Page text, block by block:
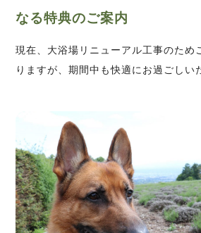
なる特典のご案内
現在、大浴場リニューアル工事のため
りますが、期間中も快適にお過ごしい